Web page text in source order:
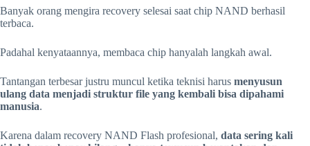
Banyak orang mengira recovery selesai saat chip NAND berhasil
terbaca.
Padahal kenyataannya, membaca chip hanyalah langkah awal.
Tantangan terbesar justru muncul ketika teknisi harus menyusun
ulang data menjadi struktur file yang kembali bisa dipahami
manusia.
Karena dalam recovery NAND Flash profesional, data sering kali